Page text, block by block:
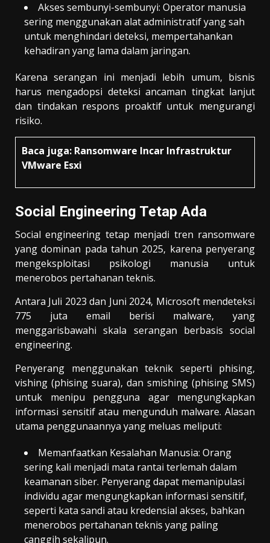
Akses sembunyi-sembunyi: Operator manusia
sering menggunakan alat administratif yang sah
untuk menghindari deteksi, mempertahankan
kehadiran yang lama dalam jaringan.
Karena serangan ini menjadi lebih umum, bisnis
harus mengadopsi deteksi ancaman tingkat lanjut
dan tindakan respons proaktif untuk mengurangi
risiko.
Baca juga: Ransomware Incar Infrastruktur
VMware Esxi
Social Engineering Tetap Ada
Social engineering tetap menjadi tren ransomware
yang dominan pada tahun 2025, karena penyerang
mengeksploitasi psikologi manusia untuk
menerobos pertahanan teknis.
Antara Juli 2023 dan Juni 2024, Microsoft mendeteksi
775 juta email berisi malware, yang
menggarisbawahi skala serangan berbasis social
engineering.
Penyerang menggunakan teknik seperti phising,
vishing (phising suara), dan smishing (phising SMS)
untuk menipu pengguna agar mengungkapkan
informasi sensitif atau mengunduh malware. Alasan
utama penggunaannya yang meluas meliputi:
Memanfaatkan Kesalahan Manusia: Orang
sering kali menjadi mata rantai terlemah dalam
keamanan siber. Penyerang dapat memanipulasi
individu agar mengungkapkan informasi sensitif,
seperti kata sandi atau kredensial akses, bahkan
menerobos pertahanan teknis yang paling
canggih sekalipun.